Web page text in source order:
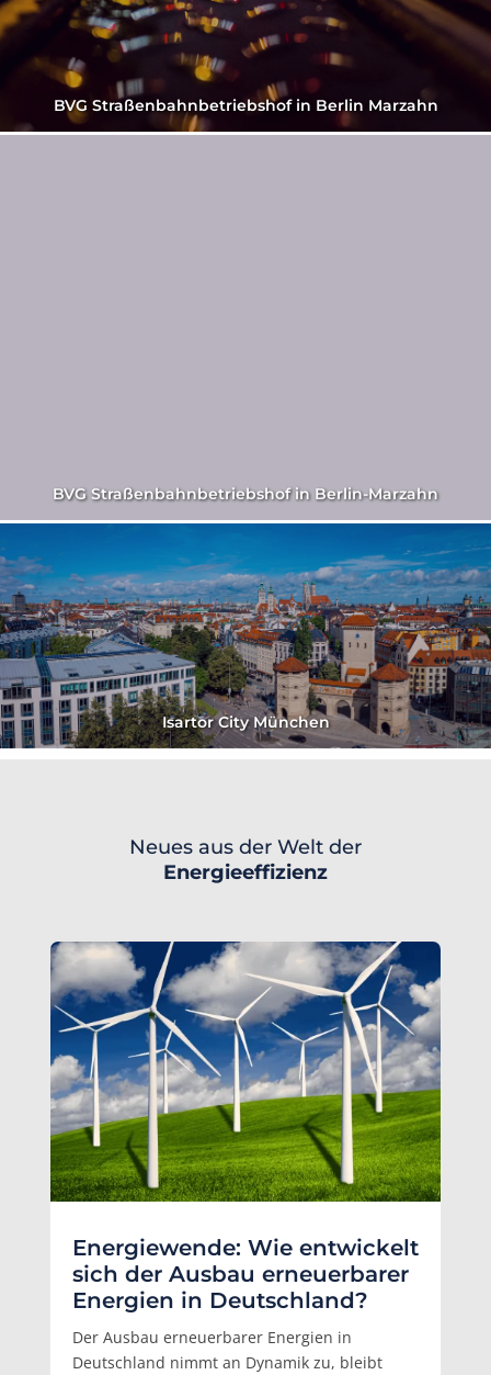
BVG Straßenbahnbetriebshof in Berlin Marzahn
BVG Straßenbahnbetriebshof in Berlin-Marzahn
Isartor City München
Neues aus der Welt der
Energieeffizienz
Energiewende: Wie entwickelt
sich der Ausbau erneuerbarer
Energien in Deutschland?
Der Ausbau erneuerbarer Energien in
Deutschland nimmt an Dynamik zu, bleibt